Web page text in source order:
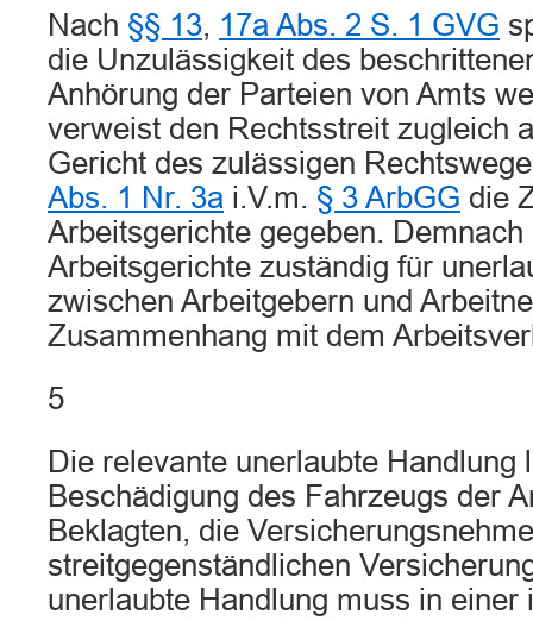
Nach §§ 13, 17a Abs. 2 S. 1 GVG
die Unzulässigkeit des
Anhörung der Parteien von Amts
verweist den Rechtsstreit zugleich
Gericht des zulässigen
Abs. 1 Nr. 3a i.V.m. § 3 ArbGG die
Arbeitsgerichte gegeben. Demnach
Arbeitsgerichte zuständig für
zwischen Arbeitgebern und
Zusammenhang mit dem
5
Die relevante unerlaubte Handlung
Beschädigung des Fahrzeugs der
Beklagten, die
streitgegenständlichen
unerlaubte Handlung muss in einer